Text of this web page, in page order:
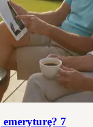
emeryturę? 7